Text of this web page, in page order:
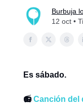
Burbuja
12 oct •
Es sábado.
📻Canción del